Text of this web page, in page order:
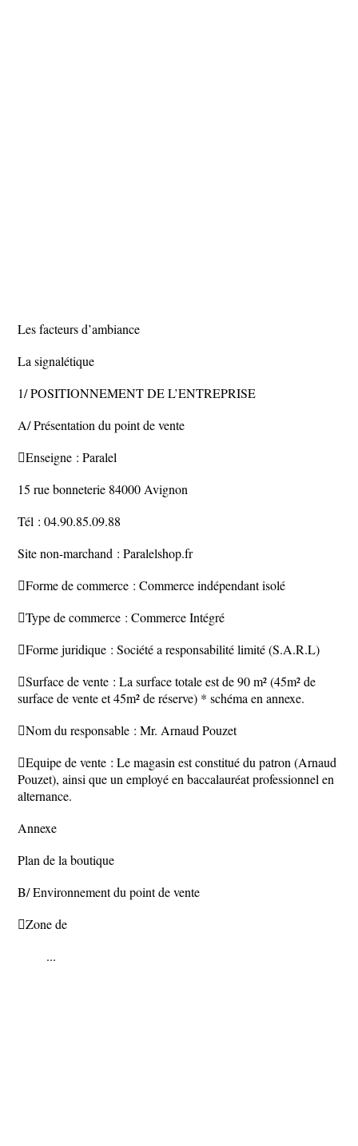
Les facteurs d’ambiance
La signalétique
1/ POSITIONNEMENT DE L’ENTREPRISE
A/ Présentation du point de vente
Enseigne : Paralel
15 rue bonneterie 84000 Avignon
Tél : 04.90.85.09.88
Site non-marchand : Paralelshop.fr
Forme de commerce : Commerce indépendant isolé
Type de commerce : Commerce Intégré
Forme juridique : Société a responsabilité limité (S.A.R.L)
Surface de vente : La surface totale est de 90 m² (45m² de
surface de vente et 45m² de réserve) * schéma en annexe.
Nom du responsable : Mr. Arnaud Pouzet
Equipe de vente : Le magasin est constitué du patron (Arnaud
Pouzet), ainsi que un employé en baccalauréat professionnel en
alternance.
Annexe
Plan de la boutique
B/ Environnement du point de vente
Zone de
...